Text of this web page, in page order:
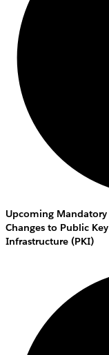
Upcoming Mandatory
Changes to Public Key
Infrastructure (PKI)